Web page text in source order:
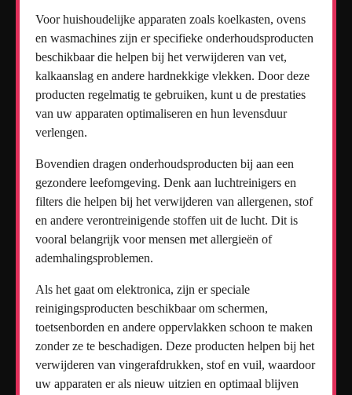
Voor huishoudelijke apparaten zoals koelkasten, ovens
en wasmachines zijn er specifieke onderhoudsproducten
beschikbaar die helpen bij het verwijderen van vet,
kalkaanslag en andere hardnekkige vlekken. Door deze
producten regelmatig te gebruiken, kunt u de prestaties
van uw apparaten optimaliseren en hun levensduur
verlengen.
Bovendien dragen onderhoudsproducten bij aan een
gezondere leefomgeving. Denk aan luchtreinigers en
filters die helpen bij het verwijderen van allergenen, stof
en andere verontreinigende stoffen uit de lucht. Dit is
vooral belangrijk voor mensen met allergieën of
ademhalingsproblemen.
Als het gaat om elektronica, zijn er speciale
reinigingsproducten beschikbaar om schermen,
toetsenborden en andere oppervlakken schoon te maken
zonder ze te beschadigen. Deze producten helpen bij het
verwijderen van vingerafdrukken, stof en vuil, waardoor
uw apparaten er als nieuw uitzien en optimaal blijven